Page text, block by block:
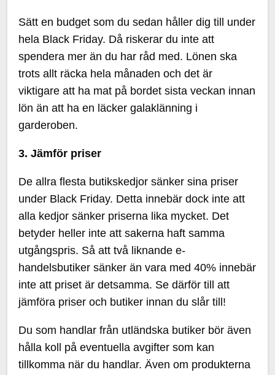
Sätt en budget som du sedan håller dig till under
hela Black Friday. Då riskerar du inte att
spendera mer än du har råd med. Lönen ska
trots allt räcka hela månaden och det är
viktigare att ha mat på bordet sista veckan innan
lön än att ha en läcker galaklänning i
garderoben.
3. Jämför priser
De allra flesta butikskedjor sänker sina priser
under Black Friday. Detta innebär dock inte att
alla kedjor sänker priserna lika mycket. Det
betyder heller inte att sakerna haft samma
utgångspris. Så att två liknande e-
handelsbutiker sänker än vara med 40% innebär
inte att priset är detsamma. Se därför till att
jämföra priser och butiker innan du slår till!
Du som handlar från utländska butiker bör även
hålla koll på eventuella avgifter som kan
tillkomma när du handlar. Även om produkterna